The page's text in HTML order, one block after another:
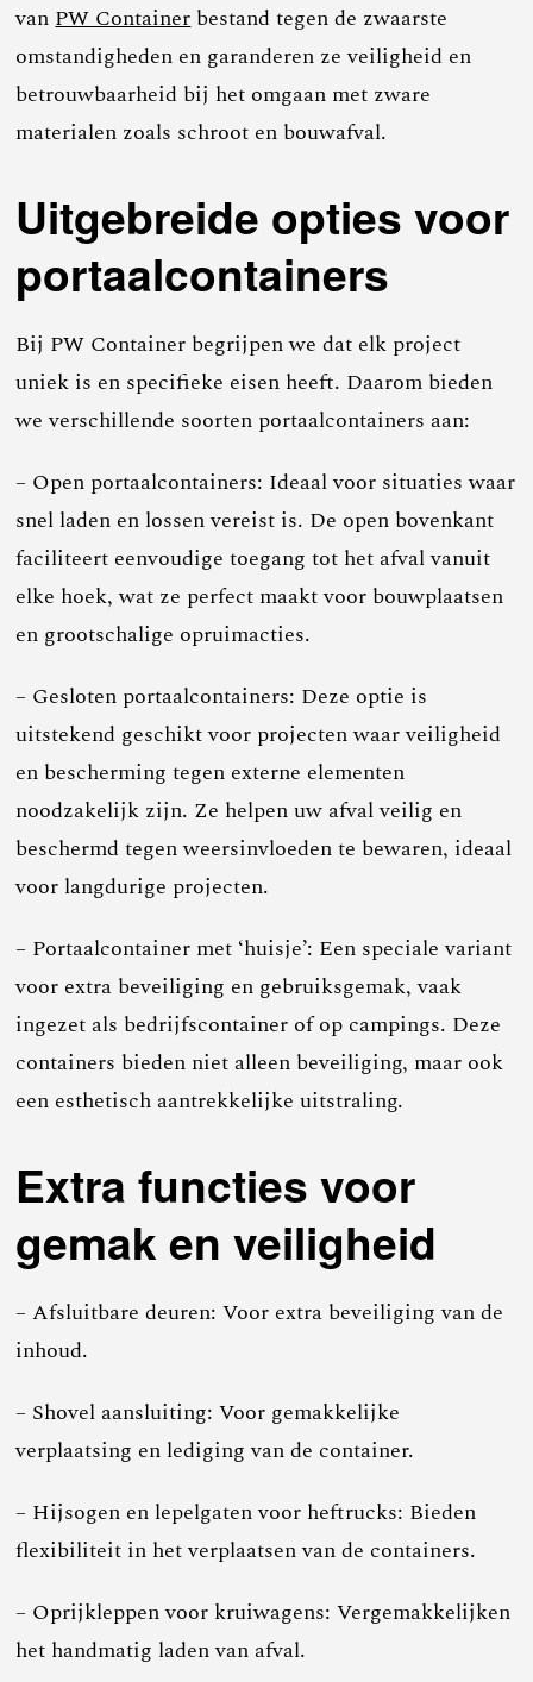
vanPW Containerbestand tegen de zwaarste
omstandigheden en garanderen ze veiligheid en
betrouwbaarheid bij het omgaan met zware
materialen zoals schroot en bouwafval.
Uitgebreide opties voor
portaalcontainers
Bij PW Container begrijpen we dat elk project
uniek is en specifieke eisen heeft. Daarom bieden
we verschillende soorten portaalcontainers aan:
– Open portaalcontainers: Ideaal voor situaties waar
snel laden en lossen vereist is. De open bovenkant
faciliteert eenvoudige toegang tot het afval vanuit
elke hoek, wat ze perfect maakt voor bouwplaatsen
en grootschalige opruimacties.
– Gesloten portaalcontainers: Deze optie is
uitstekend geschikt voor projecten waar veiligheid
en bescherming tegen externe elementen
noodzakelijk zijn. Ze helpen uw afval veilig en
beschermd tegen weersinvloeden te bewaren, ideaal
voor langdurige projecten.
– Portaalcontainer met ‘huisje’: Een speciale variant
voor extra beveiliging en gebruiksgemak, vaak
ingezet als bedrijfscontainer of op campings. Deze
containers bieden niet alleen beveiliging, maar ook
een esthetisch aantrekkelijke uitstraling.
Extra functies voor
gemak en veiligheid
– Afsluitbare deuren: Voor extra beveiliging van de
inhoud.
– Shovel aansluiting: Voor gemakkelijke
verplaatsing en lediging van de container.
– Hijsogen en lepelgaten voor heftrucks: Bieden
flexibiliteit in het verplaatsen van de containers.
– Oprijkleppen voor kruiwagens: Vergemakkelijken
het handmatig laden van afval.